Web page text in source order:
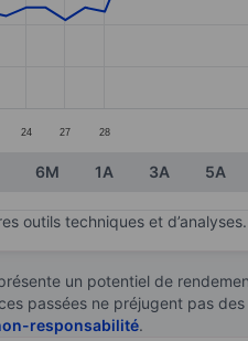
Data ranges from 26.6 to
24 27 28
6M 1A 3A 5A
outils techniques et d’analyses.
un potentiel de
passées ne préjugent pas
responsabilité.